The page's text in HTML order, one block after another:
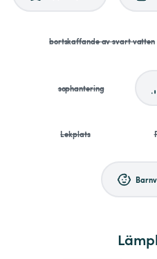
bortskaffande av svart vatten
sophantering
Lekplats